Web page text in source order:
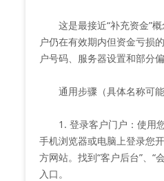
这是最接近“补充资金”概
户仍在有效期内但资金亏损
户号码、服务器设置和部分偏
通用步骤（具体名称可能
1. 登录客户门户：使用
手机浏览器或电脑上登录您
方网站。找到“客户后台”、“
入口。